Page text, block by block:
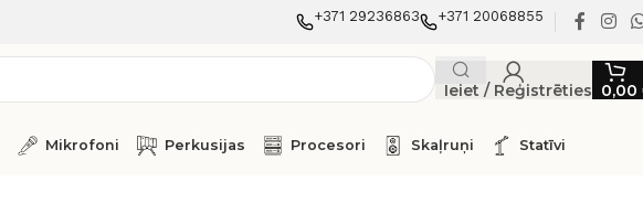
+371 29236863 +371 20068855
Ieiet / Reģistrēties 0,00
Mikrofoni Perkusijas Procesori Skaļruņi Statīvi